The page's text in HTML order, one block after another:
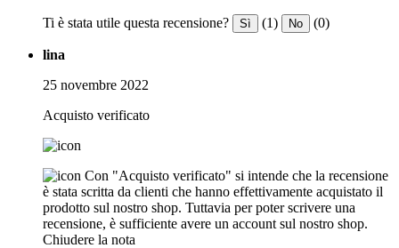
Ti è stata utile questa recensione? Sì (1) No (0)
lina
25 novembre 2022
Acquisto verificato
Con "Acquisto verificato" si intende che la recensione
è stata scritta da clienti che hanno effettivamente acquistato il
prodotto sul nostro shop. Tuttavia per poter scrivere una
recensione, è sufficiente avere un account sul nostro shop.
Chiudere la nota